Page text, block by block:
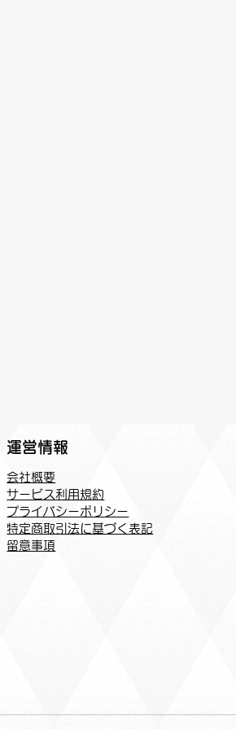
運営情報
会社概要
サービス利用規約
プライバシーポリシー
特定商取引法に基づく表記
​留意事項